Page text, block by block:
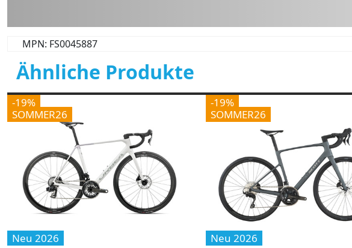
MPN: FS0045887
Ähnliche Produkte
-19%
SOMMER26
Neu 2026
-19%
SOMMER26
Neu 2026